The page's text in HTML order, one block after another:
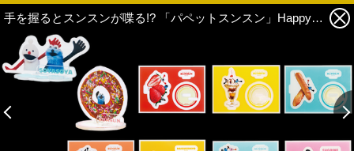
手を握るとスンスンが喋る!? 「パペットスンスン」Happyくじ登場！ ぬいぐるみやフィギュア、ジッパーバッグなどがラインナップ 9枚目の写真・画像